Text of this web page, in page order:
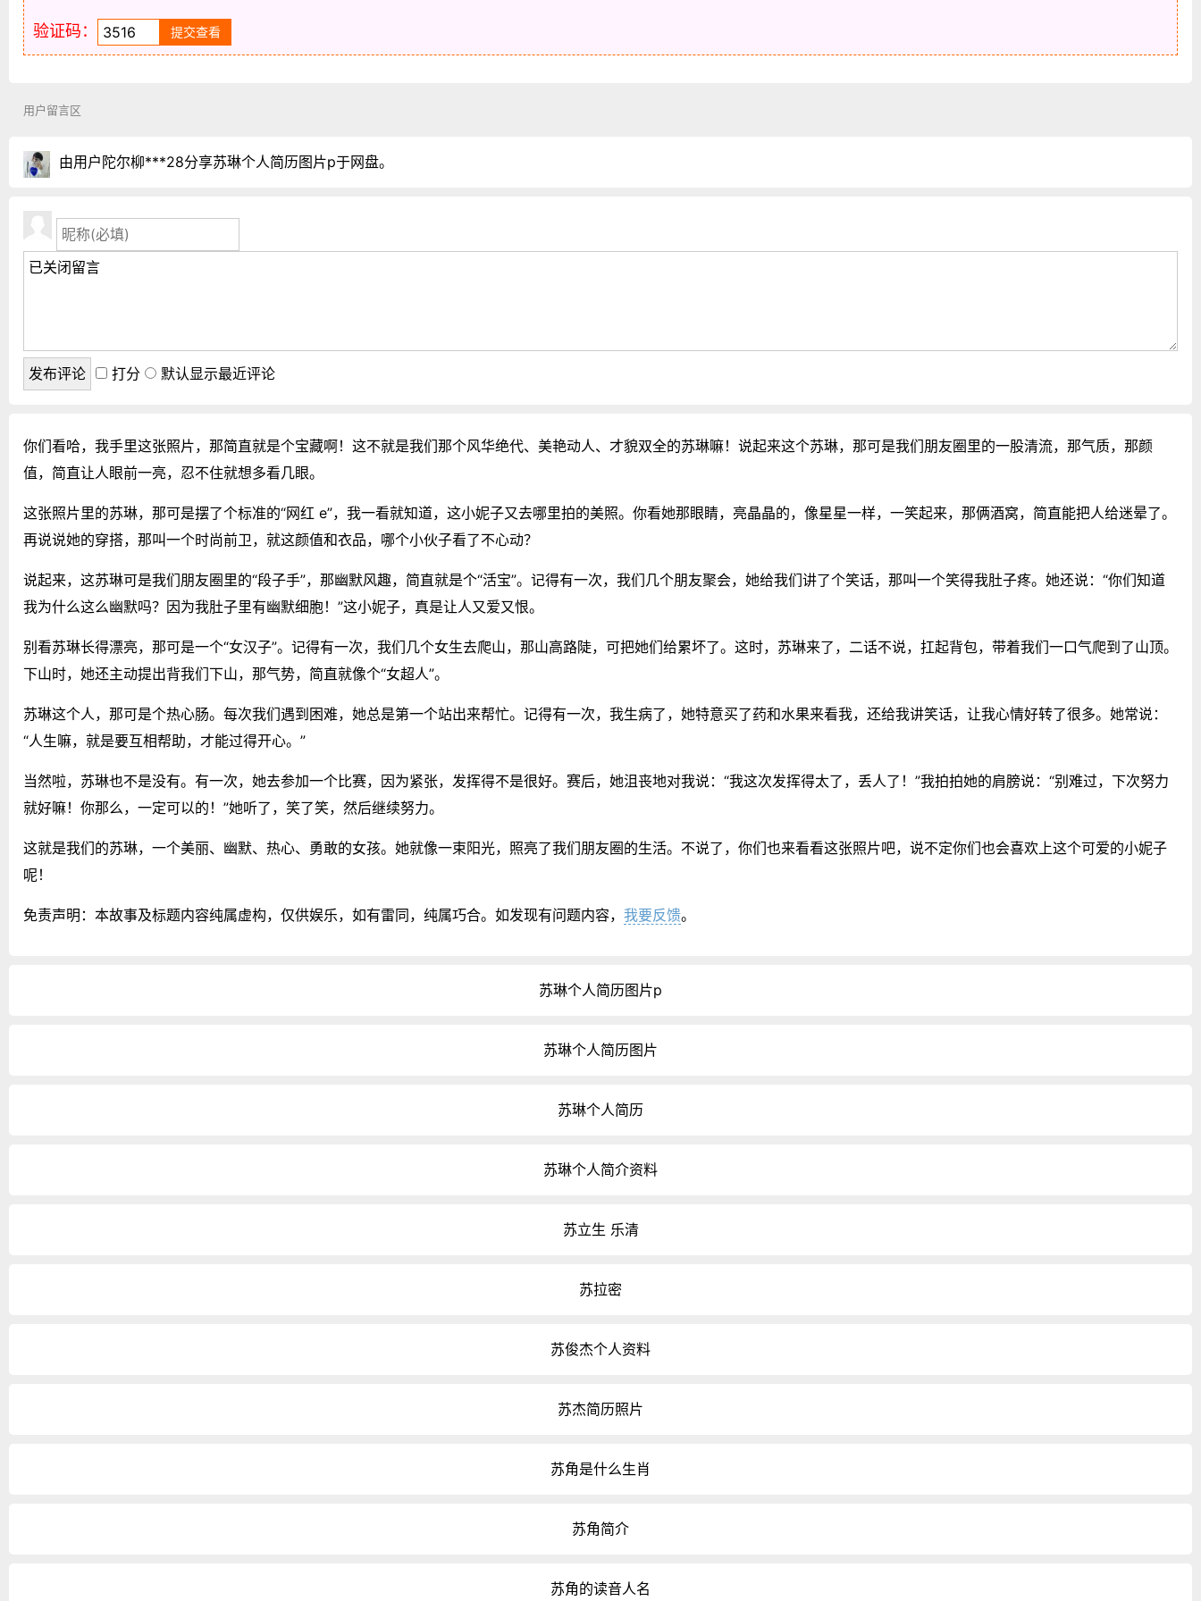
验证码：
用户留言区
由用户陀尔柳***28分享苏琳个人简历图片p于网盘。
打分 默认显示最近评论
你们看哈，我手里这张照片，那简直就是个宝藏啊！这不就是我们那个风华绝代、美艳动人、才貌双全的苏琳嘛！说起来这个苏琳，那可是我们朋友圈里的一股清流，那气质，那颜
值，简直让人眼前一亮，忍不住就想多看几眼。
这张照片里的苏琳，那可是摆了个标准的“网红 e”，我一看就知道，这小妮子又去哪里拍的美照。你看她那眼睛，亮晶晶的，像星星一样，一笑起来，那俩酒窝，简直能把人给迷晕了。
再说说她的穿搭，那叫一个时尚前卫，就这颜值和衣品，哪个小伙子看了不心动？
说起来，这苏琳可是我们朋友圈里的“段子手”，那幽默风趣，简直就是个“活宝”。记得有一次，我们几个朋友聚会，她给我们讲了个笑话，那叫一个笑得我肚子疼。她还说：“你们知道
我为什么这么幽默吗？因为我肚子里有幽默细胞！”这小妮子，真是让人又爱又恨。
别看苏琳长得漂亮，那可是一个“女汉子”。记得有一次，我们几个女生去爬山，那山高路陡，可把她们给累坏了。这时，苏琳来了，二话不说，扛起背包，带着我们一口气爬到了山顶。
下山时，她还主动提出背我们下山，那气势，简直就像个“女超人”。
苏琳这个人，那可是个热心肠。每次我们遇到困难，她总是第一个站出来帮忙。记得有一次，我生病了，她特意买了药和水果来看我，还给我讲笑话，让我心情好转了很多。她常说：
“人生嘛，就是要互相帮助，才能过得开心。”
当然啦，苏琳也不是没有。有一次，她去参加一个比赛，因为紧张，发挥得不是很好。赛后，她沮丧地对我说：“我这次发挥得太了，丢人了！”我拍拍她的肩膀说：“别难过，下次努力
就好嘛！你那么，一定可以的！”她听了，笑了笑，然后继续努力。
这就是我们的苏琳，一个美丽、幽默、热心、勇敢的女孩。她就像一束阳光，照亮了我们朋友圈的生活。不说了，你们也来看看这张照片吧，说不定你们也会喜欢上这个可爱的小妮子
呢！
免责声明：本故事及标题内容纯属虚构，仅供娱乐，如有雷同，纯属巧合。如发现有问题内容， 我要反馈。
苏琳个人简历图片p
苏琳个人简历图片
苏琳个人简历
苏琳个人简介资料
苏立生 乐清
苏拉密
苏俊杰个人资料
苏杰简历照片
苏角是什么生肖
苏角简介
苏角的读音人名